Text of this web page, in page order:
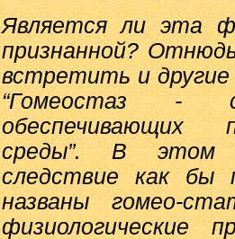
Является ли эта
признанной?
встретить и другие
“Гомеостаз -
обеспечивающих
среды”. В этом
следствие как бы
названы гомео-
физиологические